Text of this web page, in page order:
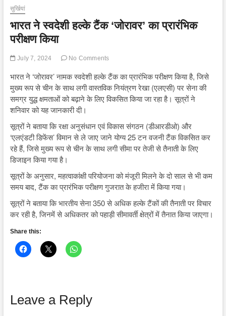
सुर्खियां
भारत ने स्वदेशी हल्के टैंक ‘जोरावर’ का प्रारंभिक
परीक्षण किया
July 7, 2024 No Comments
भारत ने ‘जोरावर’ नामक स्वदेशी हल्के टैंक का प्रारंभिक परीक्षण किया है, जिसे
मुख्य रूप से चीन के साथ लगी वास्तविक नियंत्रण रेखा (एलएसी) पर सेना की
समग्र युद्ध क्षमताओं को बढ़ाने के लिए विकसित किया जा रहा है। सूत्रों ने
शनिवार को यह जानकारी दी।
सूत्रों ने बताया कि रक्षा अनुसंधान एवं विकास संगठन (डीआरडीओ) और
‘एलएंडटी डिफेंस’ विमान से ले जाए जाने योग्य 25 टन वजनी टैंक विकसित कर
रहे हैं, जिसे मुख्य रूप से चीन के साथ लगी सीमा पर तेजी से तैनाती के लिए
डिजाइन किया गया है।
सूत्रों के अनुसार, महत्वाकांक्षी परियोजना को मंजूरी मिलने के दो साल से भी कम
समय बाद, टैंक का प्रारंभिक परीक्षण गुजरात के हजीरा में किया गया।
सूत्रों ने बताया कि भारतीय सेना 350 से अधिक हल्के टैंकों की तैनाती पर विचार
कर रही है, जिनमें से अधिकतर को पहाड़ी सीमावर्ती क्षेत्रों में तैनात किया जाएगा।
Share this:
Leave a Reply